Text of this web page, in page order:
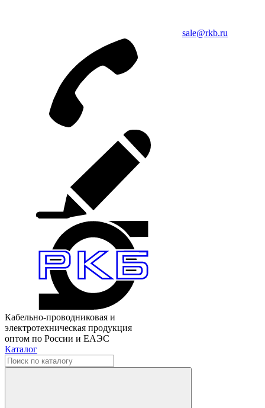
sale@rkb.ru
Кабельно-проводниковая и
электротехническая продукция
оптом по России и ЕАЭС
Каталог